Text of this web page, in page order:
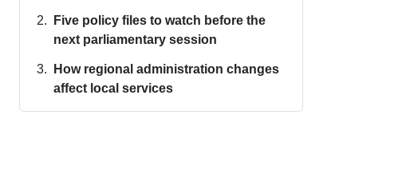
Five policy files to watch before the
next parliamentary session
How regional administration changes
affect local services